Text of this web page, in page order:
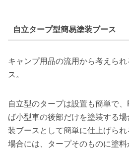
自立タープ型簡易塗装ブース
キャンプ用品の流用から考えら
ス。
自立型のタープは設置も簡単で
ば小型車の後部だけを塗装する
装ブースとして簡単に仕上げら
場合には、タープそのものに塗